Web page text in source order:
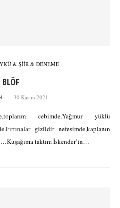
& ŞİİR & DENEME
BLÖF
30 Kasım 2021
cebimde.Yağmur yüklü
gizlidir nefesimde,kaplanın
taktım İskender’in…